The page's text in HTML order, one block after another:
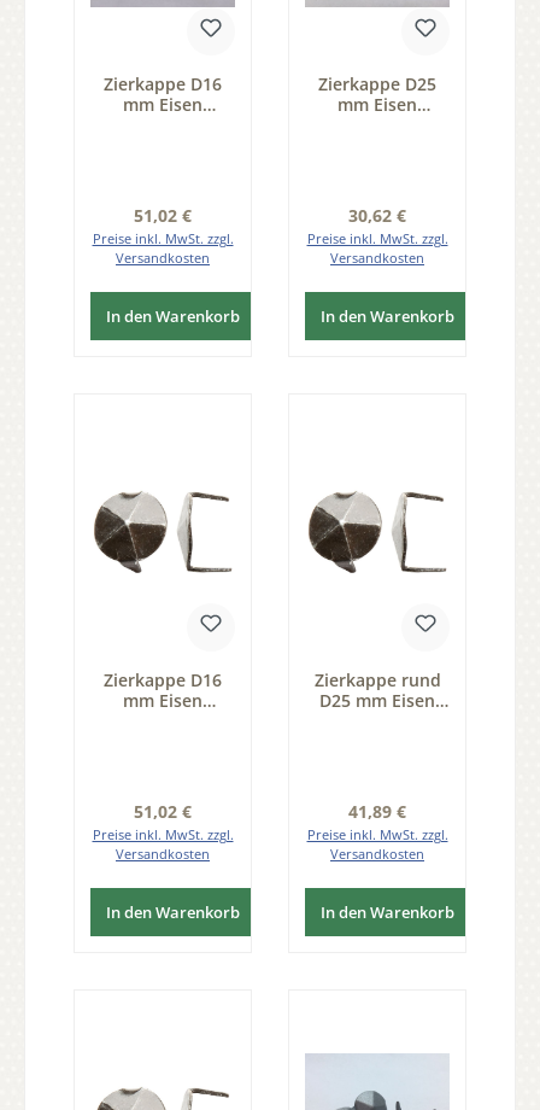
Zierkappe D16
mm Eisen
Regulärer Preis:
51,02 €
Preise inkl. MwSt. zzgl.
Versandkosten
In den Warenkorb
Zierkappe D25
mm Eisen
Regulärer Preis:
30,62 €
Preise inkl. MwSt. zzgl.
Versandkosten
In den Warenkorb
Zierkappe D16
mm Eisen
Regulärer Preis:
51,02 €
Preise inkl. MwSt. zzgl.
Versandkosten
In den Warenkorb
Zierkappe rund
D25 mm Eisen
Regulärer Preis:
41,89 €
Preise inkl. MwSt. zzgl.
Versandkosten
In den Warenkorb